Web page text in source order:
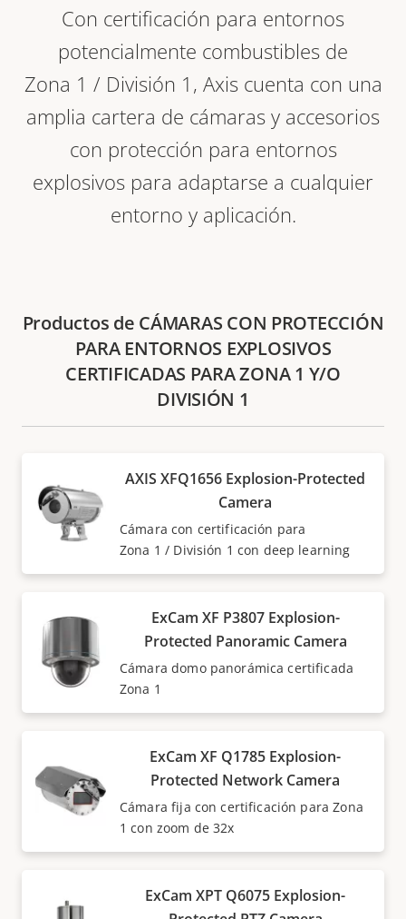
Con certificación para entornos
potencialmente combustibles de
Zona 1 / División 1, Axis cuenta con una
amplia cartera de cámaras y accesorios
con protección para entornos
explosivos para adaptarse a cualquier
entorno y aplicación.
Productos de CÁMARAS CON PROTECCIÓN
PARA ENTORNOS EXPLOSIVOS
CERTIFICADAS PARA ZONA 1 Y/O
DIVISIÓN 1
AXIS XFQ1656 Explosion-Protected
Camera
Cámara con certificación para
Zona 1 / División 1 con deep learning
ExCam XF P3807 Explosion-
Protected Panoramic Camera
Cámara domo panorámica certificada
Zona 1
ExCam XF Q1785 Explosion-
Protected Network Camera
Cámara fija con certificación para Zona
1 con zoom de 32x
ExCam XPT Q6075 Explosion-